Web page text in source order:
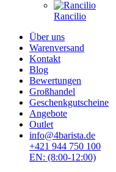
Rancilio
Über uns
Warenversand
Kontakt
Blog
Bewertungen
Großhandel
Geschenkgutscheine
Angebote
Outlet
info@4barista.de
+421 944 750 100
EN: (8:00-12:00)